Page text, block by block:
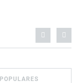
POPULARES